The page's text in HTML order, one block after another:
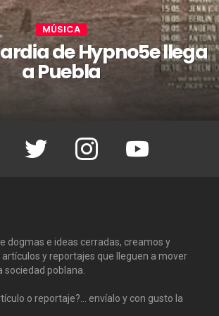
MÚSICA
de Hypno5e llega
a Puebla
Twitter Instagram Youtube
dogmas e ideas cerradas, creamos y
y reportajes que lleguen a mover
sociedad poblana.
o reportaje?… envíalo y con gusto la